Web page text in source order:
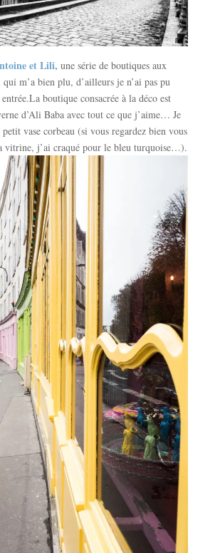
et Lili, une série de boutiques aux
qui m’a bien plu, d’ailleurs je n’ai pas pu
boutique consacrée à la déco est
d’Ali Baba avec tout ce que j’aime… Je
vase corbeau (si vous regardez bien vous
vitrine, j’ai craqué pour le bleu turquoise…).